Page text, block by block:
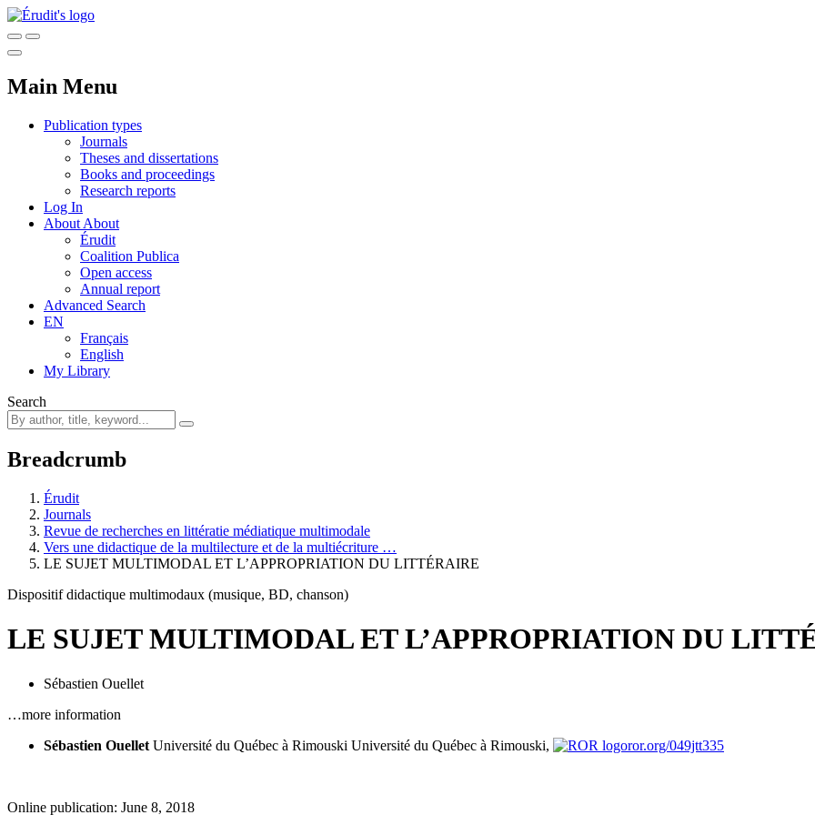
Main Menu
Publication types
Journals
Theses and dissertations
Books and proceedings
Research reports
Log In
About About
Érudit
Coalition Publica
Open access
Annual report
Advanced Search
EN
Français
English
My Library
Search
Breadcrumb
Érudit
Journals
Revue de recherches en littératie médiatique multimodale
Vers une didactique de la multilecture et de la multiécriture …
LE SUJET MULTIMODAL ET L’APPROPRIATION DU LITTÉRAIRE
Dispositif didactique multimodaux (musique, BD, chanson)
LE SUJET MULTIMODAL ET L’APPROPRIATION DU
Sébastien Ouellet
…more information
Sébastien Ouellet Université du Québec à Rimouski Université du Québec à Rimouski, ror.org/049jtt335
Online publication: June 8, 2018